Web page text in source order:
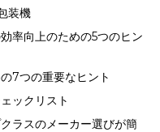
装機
率向上のための5つのヒン
7つの重要なヒント
ックリスト
ラスのメーカー選びが簡